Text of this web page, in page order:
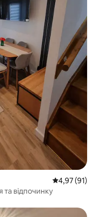
Середня
4,97 (91)
відпочинку